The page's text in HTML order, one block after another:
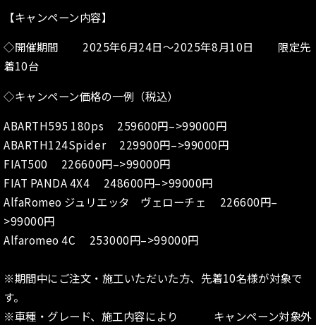
【キャンペーン内容】
◇開催期間 2025年6月24日～2025年8月10日 限定先
着10台
◇キャンペーン価格の一例（税込）
ABARTH595 180ps 259600円–>99000円
ABARTH124Spider 229900円–>99000円
FIAT500 226600円–>99000円
FIAT PANDA 4X4 248600円–>99000円
AlfaRomeo ジュリエッタ ヴェローチェ 226600円–
>99000円
Alfaromeo 4C 253000円–>99000円
※期間中にご注文・施工いただいた方、先着10名様が対象で
す。
※車種・グレード、施工内容により キャンペーン対象外